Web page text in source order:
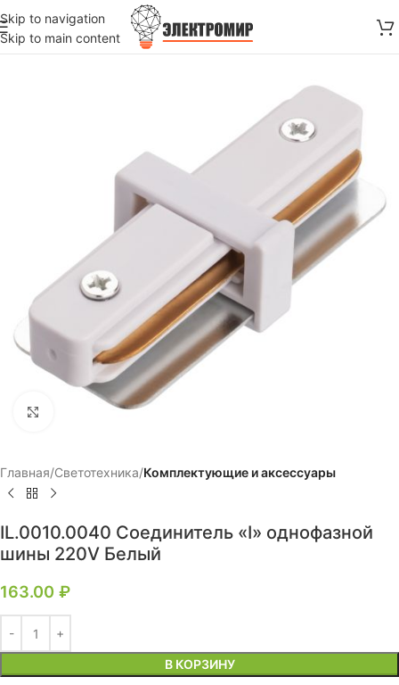
Skip to navigation
Skip to main content
Нажмите, чтобы увеличить
Главная Светотехника Комплектующие и аксессуары
IL.0010.0040 Соединитель «I» однофазной
шины 220V Белый
163.00 ₽
В КОРЗИНУ